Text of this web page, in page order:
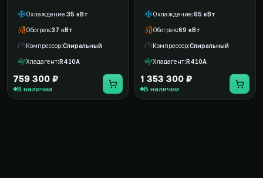
Охлаждение 35 кВт
Обогрев 37 кВт
Компрессор Спиральный
Хладагент R410A
759 300 ₽
В наличии
Охлаждение 65 кВт
Обогрев 69 кВт
Компрессор Спиральный
Хладагент R410A
1 353 300 ₽
В наличии